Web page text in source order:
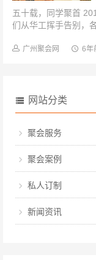
五十载，同学聚首
们从华工挥手告别，
虽...广州聚会网 6年
网站分类
聚会服务
聚会案例
私人订制
新闻资讯